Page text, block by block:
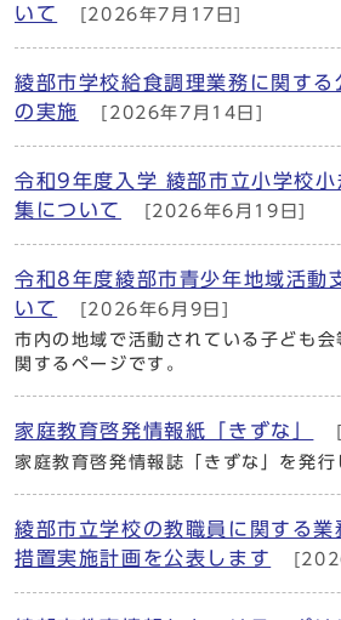
いて
[2026年7月17日]
綾部市学校給食調理業務に関する
の実施
[2026年7月14日]
令和9年度入学 綾部市立小学校小
集について
[2026年6月19日]
令和8年度綾部市青少年地域活動
いて
[2026年6月9日]
市内の地域で活動されている子ども
関するページです。
家庭教育啓発情報紙「きずな」
家庭教育啓発情報誌「きずな」を発行
綾部市立学校の教職員に関する
措置実施計画を公表します